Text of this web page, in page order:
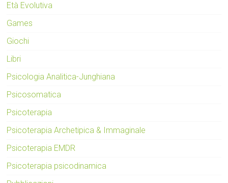
Età Evolutiva
Games
Giochi
Libri
Psicologia Analitica-Junghiana
Psicosomatica
Psicoterapia
Psicoterapia Archetipica & Immaginale
Psicoterapia EMDR
Psicoterapia psicodinamica